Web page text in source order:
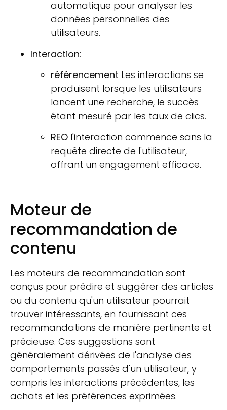
automatique pour analyser les
données personnelles des
utilisateurs.
Interaction:
référencement Les interactions se
produisent lorsque les utilisateurs
lancent une recherche, le succès
étant mesuré par les taux de clics.
REO l'interaction commence sans la
requête directe de l'utilisateur,
offrant un engagement efficace.
Moteur de
recommandation de
contenu
Les moteurs de recommandation sont
conçus pour prédire et suggérer des articles
ou du contenu qu'un utilisateur pourrait
trouver intéressants, en fournissant ces
recommandations de manière pertinente et
précieuse. Ces suggestions sont
généralement dérivées de l'analyse des
comportements passés d'un utilisateur, y
compris les interactions précédentes, les
achats et les préférences exprimées.